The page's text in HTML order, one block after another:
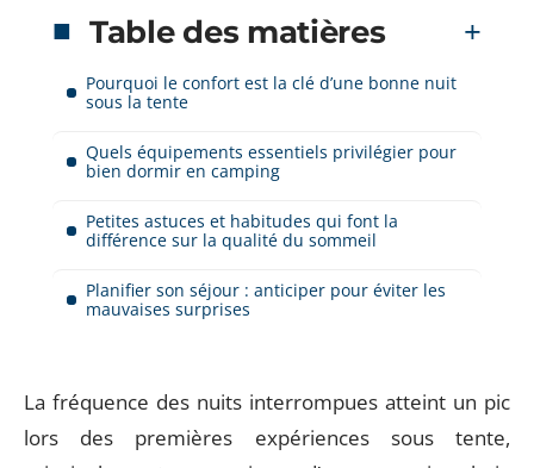
Table des matières
Pourquoi le confort est la clé d’une bonne nuit
sous la tente
Quels équipements essentiels privilégier pour
bien dormir en camping
Petites astuces et habitudes qui font la
différence sur la qualité du sommeil
Planifier son séjour : anticiper pour éviter les
mauvaises surprises
La fréquence des nuits interrompues atteint un pic
lors des premières expériences sous tente,